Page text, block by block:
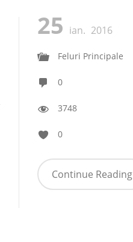
25 ian. 2016
Feluri Principale
0
3748
0
Continue Reading